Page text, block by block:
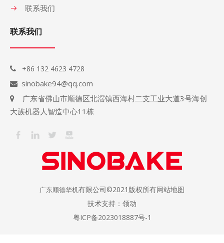
联系我们
联系我们
 +86 132 4623 4728
 sinobake94@qq.com

广东省佛山市顺德区北滘镇西海村二支工业大道3号海创
大族机器人智造中心11栋
广东顺德华机有限公司©2021版权所有网站地图
技术支持： 领动
粤ICP备2023018887号-1